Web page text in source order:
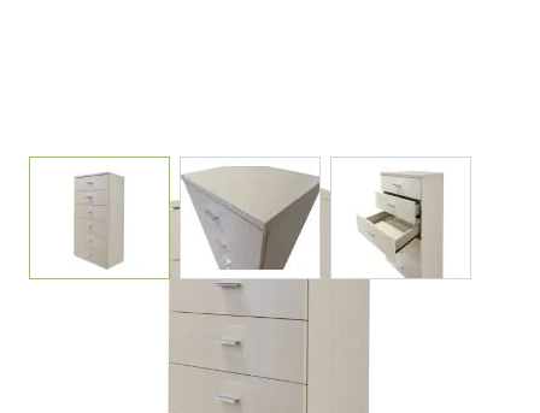
View larger imageView larger imageView larger
SETTIMINO LARICE PINO
1025F